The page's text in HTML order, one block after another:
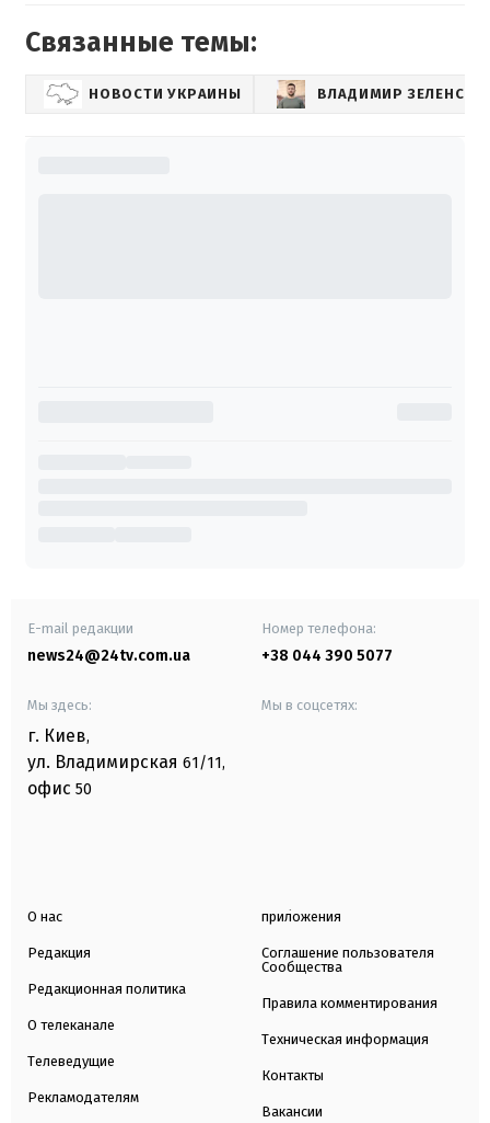
Связанные темы:
НОВОСТИ УКРАИНЫ ВЛАДИМИР
E-mail редакции
news24@24tv.com.ua
Номер телефона:
+38 044 390 5077
Мы здесь:
г. Киев,
ул. Владимирская 61/11,
офис 50
Мы в соцсетях:
О нас
Редакция
Редакционная политика
О телеканале
Телеведущие
Рекламодателям
приложения
Соглашение пользователя
Сообщества
Правила комментирования
Техническая информация
Контакты
Вакансии